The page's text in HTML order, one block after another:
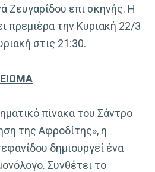
Ζευγαρίδου επι σκηνής. Η
πρεμιέρα την Κυριακή 22/3
στις 21:30.
πίνακα του Σάντρο
της Αφροδίτης», η
δημιουργεί ένα
Συνθέτει το